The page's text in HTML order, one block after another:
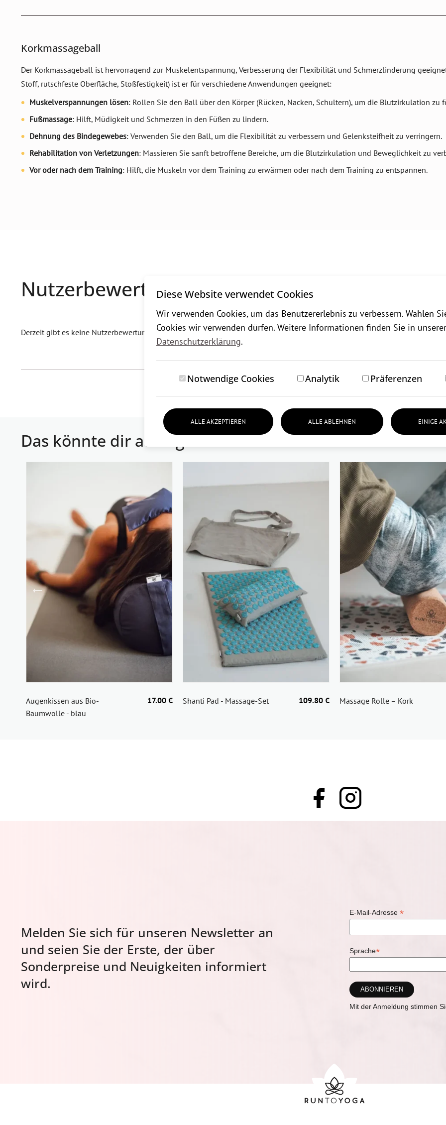
Diese Website verwendet Cookies
Wir verwenden Cookies, um das Benutzererlebnis zu verbessern. Wählen
Cookies wir verwenden dürfen. Weitere Informationen finden Sie in unserer
Datenschutzerklärung.
Notwendige Cookies Analytik Präferenzen
ALLE AKZEPTIEREN ALLE ABLEHNEN EINIGE
Korkmassageball
Der Korkmassageball ist hervorragend zur Muskelentspannung, Verbesserung der Flexibilität und Schmerzlinderung
Stoff, rutschfeste Oberfläche, Stoßfestigkeit) ist er für verschiedene Anwendungen geeignet:
Muskelverspannungen lösen: Rollen Sie den Ball über den Körper (Rücken, Nacken, Schultern), um die Blutzirkulation zu
Fußmassage: Hilft, Müdigkeit und Schmerzen in den Füßen zu lindern.
Dehnung des Bindegewebes: Verwenden Sie den Ball, um die Flexibilität zu verbessern und Gelenksteifheit zu verringern.
Rehabilitation von Verletzungen: Massieren Sie sanft betroffene Bereiche, um die Blutzirkulation und Beweglichkeit zu
Vor oder nach dem Training: Hilft, die Muskeln vor dem Training zu erwärmen oder nach dem Training zu entspannen.
Nutzerbewertungen (0)
Derzeit gibt es keine Nutzerbewertungen.
Das könnte dir auch gefallen
Augenkissen aus Bio-
Baumwolle - blau
17.00 € Shanti Pad - Massage-Set 109.80 € Massage Rolle – Kork
Melden Sie sich für unseren Newsletter an
und seien Sie der Erste, der über
Sonderpreise und Neuigkeiten informiert
wird.
E-Mail-Adresse *
Sprache*
Mit der Anmeldung stimmen